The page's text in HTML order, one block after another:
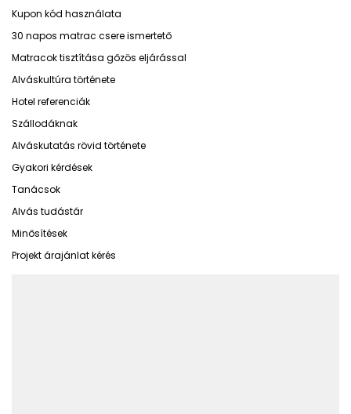
Kupon kód használata
30 napos matrac csere ismertető
Matracok tisztítása gőzös eljárással
Alváskultúra története
Hotel referenciák
Szállodáknak
Alváskutatás rövid története
Gyakori kérdések
Tanácsok
Alvás tudástár
Minősítések
Projekt árajánlat kérés